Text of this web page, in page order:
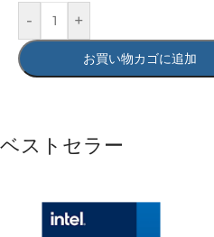
- +
お買い物カゴに追加
ベストセラー